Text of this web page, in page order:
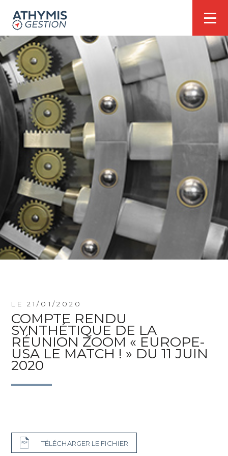
LE 21/01/2020
COMPTE RENDU
SYNTHÉTIQUE DE LA
RÉUNION ZOOM « EUROPE-
USA LE MATCH ! » DU 11 JUIN
2020
TÉLÉCHARGER LE FICHIER